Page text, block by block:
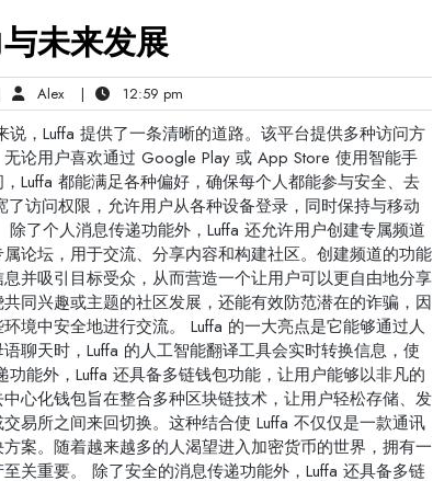
未来发展
AlexAlex| 12:59 pm
pm
，Luffa 提供了一条清晰的道路。该平台提供多种访问方
论用户喜欢通过 Google Play 或 App Store 使用智能手
Luffa 都能满足各种偏好，确保每个人都能参与安全、去
访问权限，允许用户从各种设备登录，同时保持与移动
了个人消息传递功能外，Luffa 还允许用户创建专属频道
论坛，用于交流、分享内容和构建社区。创建频道的功能
并吸引目标受众，从而营造一个让用户可以更自由地分享
同兴趣或主题的社区发展，还能有效防范潜在的诈骗，因
境中安全地进行交流。 Luffa 的一大亮点是它能够通过人
聊天时，Luffa 的人工智能翻译工具会实时转换信息，使
能外，Luffa 还具备多链钱包功能，让用户能够以非凡的
心化钱包旨在整合多种区块链技术，让用户轻松存储、发
易所之间来回切换。这种结合使 Luffa 不仅仅是一款通讯
案。随着越来越多的人渴望进入加密货币的世界，拥有一
关重要。 除了安全的消息传递功能外，Luffa 还具备多链